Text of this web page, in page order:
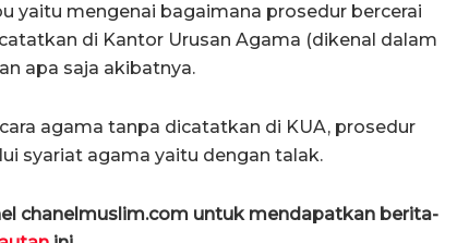
yaitu mengenai bagaimana prosedur bercerai
di Kantor Urusan Agama (dikenal dalam
apa saja akibatnya.
agama tanpa dicatatkan di KUA, prosedur
syariat agama yaitu dengan talak.
chanelmuslim.com untuk mendapatkan berita-